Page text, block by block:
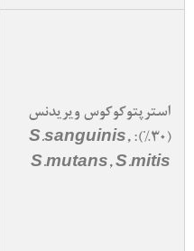
استرپتوکوکوس ویریدنس
(
30%
):
S.sanguinis,
S.mutans, S.mitis